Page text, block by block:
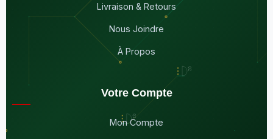
Livraison & Retours
Nous Joindre
À Propos
Votre Compte
Mon Compte